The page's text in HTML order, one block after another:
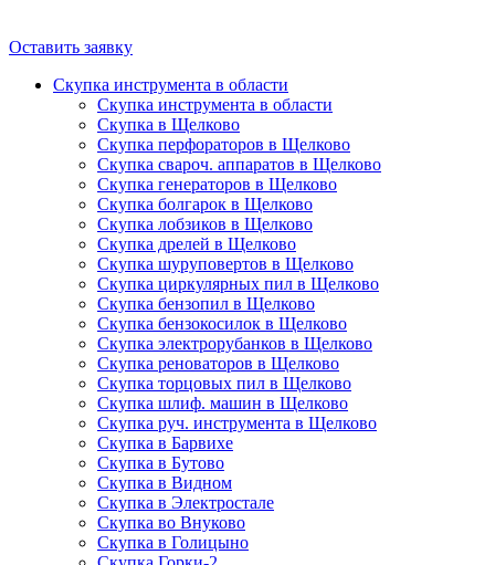
Оставить заявку
Скупка инструмента в области
Скупка инструмента в области
Скупка в Щелково
Скупка перфораторов в Щелково
Скупка свароч. аппаратов в Щелково
Скупка генераторов в Щелково
Скупка болгарок в Щелково
Скупка лобзиков в Щелково
Скупка дрелей в Щелково
Скупка шуруповертов в Щелково
Скупка циркулярных пил в Щелково
Скупка бензопил в Щелково
Скупка бензокосилок в Щелково
Скупка электрорубанков в Щелково
Скупка реноваторов в Щелково
Скупка торцовых пил в Щелково
Скупка шлиф. машин в Щелково
Скупка руч. инструмента в Щелково
Скупка в Барвихе
Скупка в Бутово
Скупка в Видном
Скупка в Электростале
Скупка во Внуково
Скупка в Голицыно